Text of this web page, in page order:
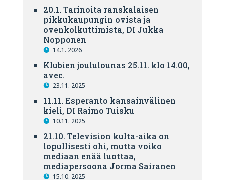
20.1. Tarinoita ranskalaisen
pikkukaupungin ovista ja
ovenkolkuttimista, DI Jukka
Nopponen
14.1. 2026
Klubien joululounas 25.11. klo 14.00,
avec.
23.11. 2025
11.11. Esperanto kansainvälinen
kieli, DI Raimo Tuisku
10.11. 2025
21.10. Television kulta-aika on
lopullisesti ohi, mutta voiko
mediaan enää luottaa,
mediapersoona Jorma Sairanen
15.10. 2025